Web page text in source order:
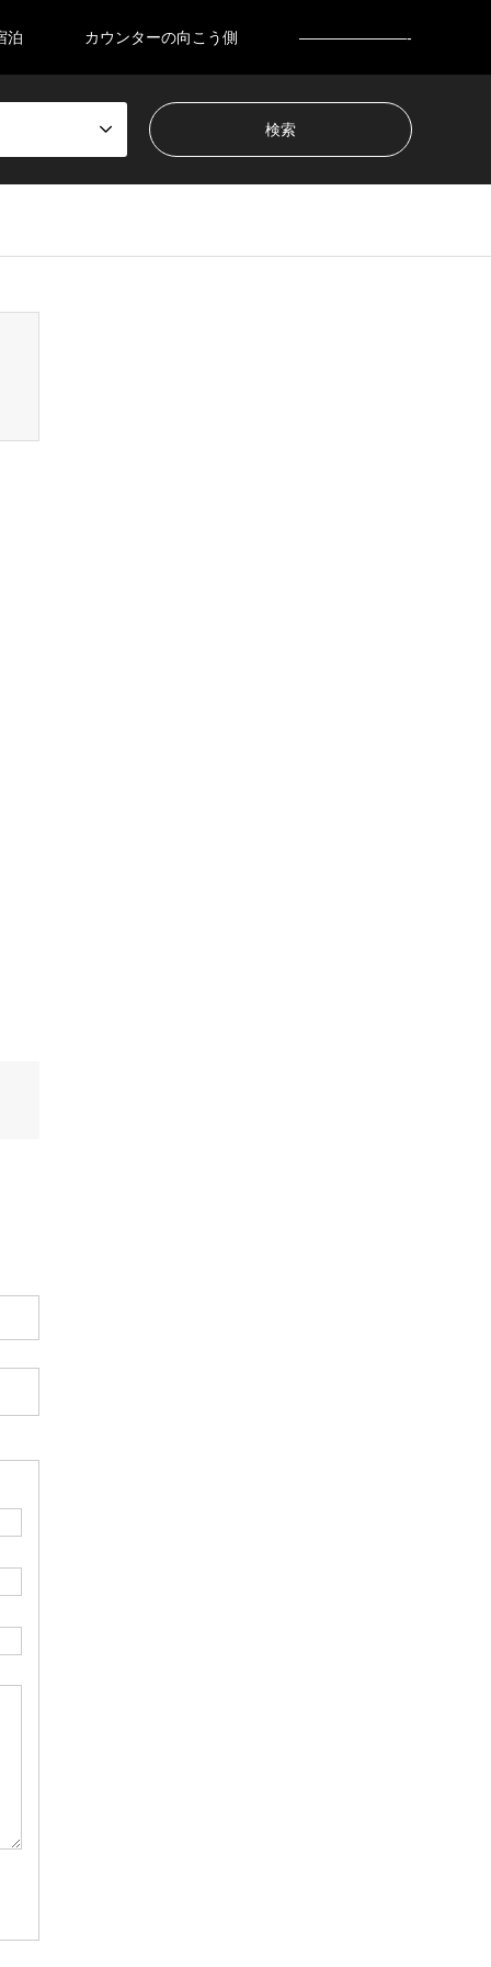
泊 カウンターの向こう側 ———————-